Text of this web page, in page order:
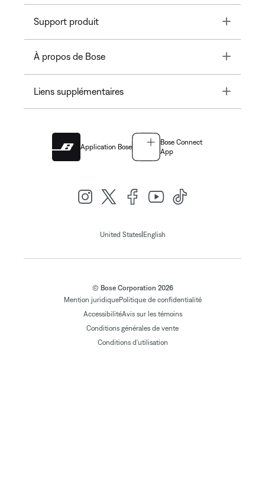
Support produit Toggle
À propos de Bose Toggle
Liens supplémentaires Toggle
Application Bose
Bose Connect
App
United States| English
© Bose Corporation 2026
Mention juridiquePolitique de confidentialité
AccessibilitéAvis sur les témoins
Conditions générales de vente
Conditions d'utilisation